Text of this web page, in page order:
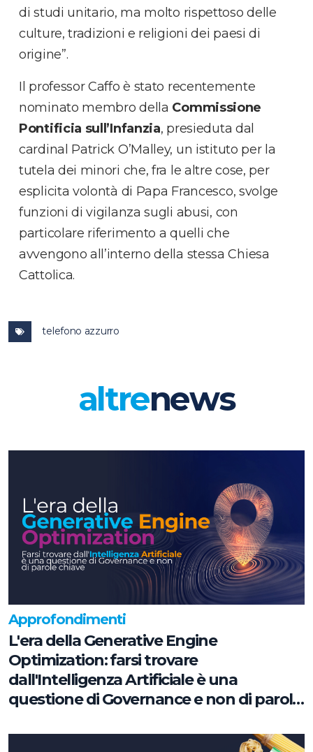
di studi unitario, ma molto rispettoso delle
culture, tradizioni e religioni dei paesi di
origine”.
Il professor Caffo è stato recentemente
nominato membro della Commissione
Pontificia sull’Infanzia, presieduta dal
cardinal Patrick O’Malley, un istituto per la
tutela dei minori che, fra le altre cose, per
esplicita volontà di Papa Francesco, svolge
funzioni di vigilanza sugli abusi, con
particolare riferimento a quelli che
avvengono all’interno della stessa Chiesa
Cattolica.
telefono azzurro
altrenews
Approfondimenti
L'era della Generative Engine
Optimization: farsi trovare
dall'Intelligenza Artificiale è una
questione di Governance e non di parole